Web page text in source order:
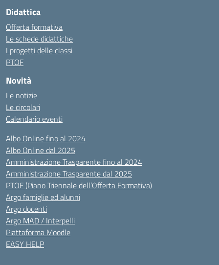
Didattica
Offerta formativa
Le schede didattiche
I progetti delle classi
PTOF
Novità
Le notizie
Le circolari
Calendario eventi
Albo Online fino al 2024
Albo Online dal 2025
Amministrazione Trasparente fino al 2024
Amministrazione Trasparente dal 2025
PTOF (Piano Triennale dell’Offerta Formativa)
Argo famiglie ed alunni
Argo docenti
Argo MAD / Interpelli
Piattaforma Moodle
EASY HELP